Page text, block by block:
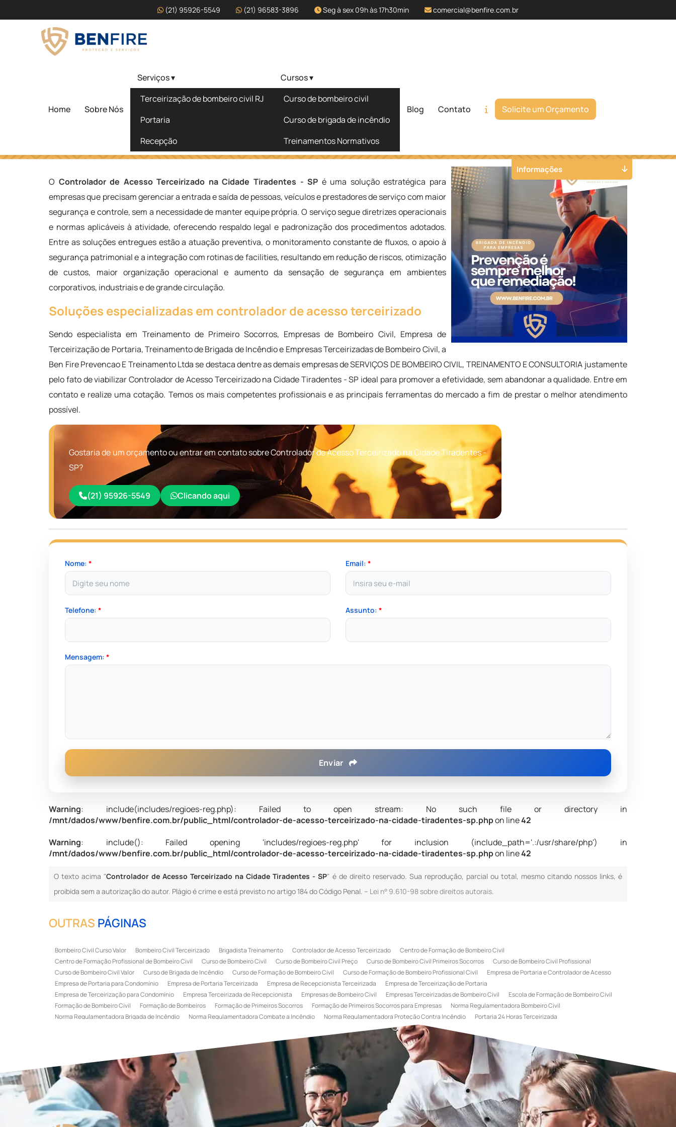
(21) 95926-5549 (21) 96583-3896 Seg à sex 09h às 17h30min comercial@benfire.com.br
Home Sobre Nós
Serviços ▾
Terceirização de bombeiro civil RJ
Portaria
Recepção
Cursos ▾
Curso de bombeiro civil
Curso de brigada de incêndio
Treinamentos Normativos
Blog Contato Solicite um Orçamento
Controlador de Acesso Terceirizado
na Cidade Tiradentes - SP
Controlador de Acesso Terceirizado na Cidade Tiradentes - SP
Solicite um Orçamento Chame no WhatsApp
O Controlador de Acesso Terceirizado na Cidade Tiradentes - SP é uma solução estratégica para
empresas que precisam gerenciar a entrada e saída de pessoas, veículos e prestadores de serviço com maior
segurança e controle, sem a necessidade de manter equipe própria. O serviço segue diretrizes operacionais
e normas aplicáveis à atividade, oferecendo respaldo legal e padronização dos procedimentos adotados.
Entre as soluções entregues estão a atuação preventiva, o monitoramento constante de fluxos, o apoio à
segurança patrimonial e a integração com rotinas de facilities, resultando em redução de riscos, otimização
de custos, maior organização operacional e aumento da sensação de segurança em ambientes
corporativos, industriais e de grande circulação.
Soluções especializadas em controlador de acesso terceirizado
Sendo especialista em Treinamento de Primeiro Socorros, Empresas de Bombeiro Civil, Empresa de
Terceirização de Portaria, Treinamento de Brigada de Incêndio e Empresas Terceirizadas de Bombeiro Civil, a
Ben Fire Prevencao E Treinamento Ltda se destaca dentre as demais empresas de SERVIÇOS DE BOMBEIRO CIVIL, TREINAMENTO E CONSULTORIA justamente
pelo fato de viabilizar Controlador de Acesso Terceirizado na Cidade Tiradentes - SP ideal para promover a efetividade, sem abandonar a qualidade. Entre em
contato e realize uma cotação. Temos os mais competentes profissionais e as principais ferramentas do mercado a fim de prestar o melhor atendimento
possível.
Gostaria de um orçamento ou entrar em contato sobre Controlador de Acesso Terceirizado na Cidade Tiradentes -
SP?
(21) 95926-5549 Clicando aqui
Nome:* Email: *
Telefone:* Assunto: *
Mensagem:*
Enviar
Warning: include(includes/regioes-reg.php): Failed to open stream: No such file or directory in
/mnt/dados/www/benfire.com.br/public_html/controlador-de-acesso-terceirizado-na-cidade-tiradentes-sp.phpon line42
Warning: include(): Failed opening 'includes/regioes-reg.php' for inclusion (include_path='.:/usr/share/php') in
/mnt/dados/www/benfire.com.br/public_html/controlador-de-acesso-terceirizado-na-cidade-tiradentes-sp.phpon line42
O texto acima "Controlador de Acesso Terceirizado na Cidade Tiradentes - SP" é de direito reservado. Sua reprodução, parcial ou total, mesmo citando nossos links, é
proibida sem a autorização do autor. Plágio é crime e está previsto no artigo 184 do Código Penal. – Lei n° 9.610-98 sobre direitos autorais.
Informações
OUTRAS PÁGINAS
Bombeiro Civil Curso Valor Bombeiro Civil Terceirizado Brigadista Treinamento Controlador de Acesso Terceirizado
Centro de Formação de Bombeiro Civil
Centro de Formação Profissional de Bombeiro Civil
Curso de Bombeiro Civil Curso de Bombeiro Civil Preço Curso de Bombeiro Civil Primeiros Socorros
Curso de Bombeiro Civil Profissional
Curso de Bombeiro Civil Valor
Curso de Brigada de Incêndio Curso de Formação de Bombeiro Civil Curso de Formação de Bombeiro Profissional Civil
Empresa de Portaria e Controlador de Acesso
Empresa de Portaria para Condomínio
Empresa de Portaria Terceirizada Empresa de Recepcionista Terceirizada
Empresa de Terceirização de Portaria
Empresa de Terceirização para Condomínio
Empresa Terceirizada de Recepcionista Empresas de Bombeiro Civil Empresas Terceirizadas de Bombeiro Civil
Escola de Formação de Bombeiro Civil
Formação de Bombeiro Civil
Formação de Bombeiros Formação de Primeiros Socorros Formação de Primeiros Socorros para Empresas
Norma Regulamentadora Bombeiro Civil
Norma Regulamentadora Brigada de Incêndio
Norma Regulamentadora Combate a Incêndio Norma Regulamentadora Proteção Contra Incêndio
Portaria 24 Horas Terceirizada
Serviço de Portaria Remota
Serviço de Portaria Terceirizada
Serviço Especializado em Terceirização de Bombeiro Civil Terceirização de Bombeiro Terceirização de Bombeiro Civil
Terceirização de Portaria
Terceirização de Recepcionista Terceirização de Serviços de Recepcionistas Treinamento de Bombeiro Civil Treinamento de Bombeiros
Treinamento de Brigada
Treinamento de Brigada de Emergência
Treinamento de Brigada de Incêndio Treinamento de Brigada de Incêndio Valor
Treinamento de Brigadista de Incêndio
Treinamento de Combate a Incêndio NR 23
Treinamento de Incêndio Treinamento de Prevenção e Combate a Incêndio
Treinamento de Primeiro Socorros
Treinamento de Primeiros Socorros para CIPA
Treinamento de Primeiros Socorros para Empresas